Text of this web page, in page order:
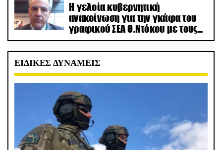
Η γελοία κυβερνητική
ανακοίνωση για την γκάφα του
γραφικού ΣΕΑ Θ.Ντόκου με τους
Ρώσους φαρσέρ
ΕΙΔΙΚΕΣ ΔΥΝΑΜΕΙΣ